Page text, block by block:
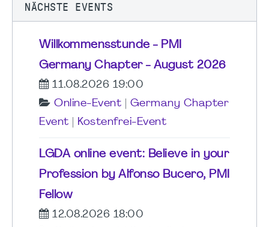
NÄCHSTE EVENTS
Willkommensstunde - PMI
Germany Chapter - August 2026
11.08.2026 19:00
Online-Event
Germany Chapter
Event
Kostenfrei-Event
LGDA online event: Believe in your
Profession by Alfonso Bucero, PMI
Fellow
12.08.2026 18:00